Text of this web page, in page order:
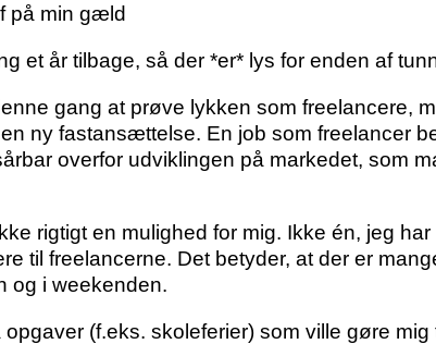
på min gæld
et år tilbage, så der *er* lys for enden af
gang at prøve lykken som freelancere,
ny fastansættelse. En job som freelancer
overfor udviklingen på markedet, som
rigtigt en mulighed for mig. Ikke én, jeg
til freelancerne. Det betyder, at der er
og i weekenden.
(f.eks. skoleferier) som ville gøre